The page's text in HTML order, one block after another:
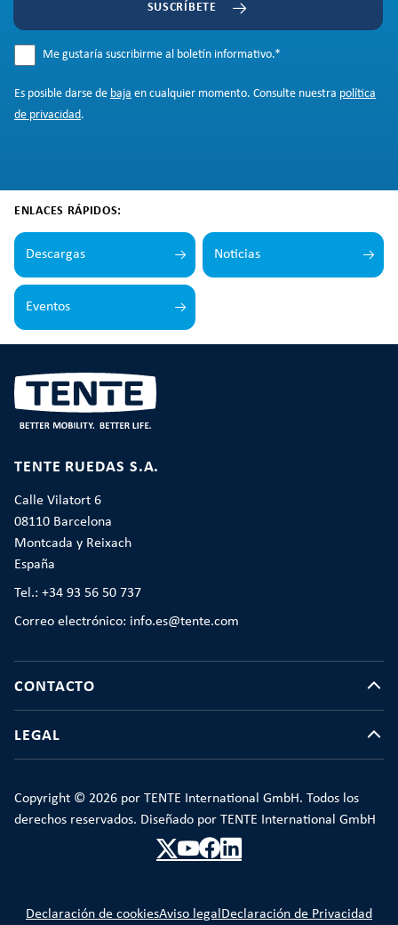
SUSCRÍBETE
Me gustaría suscribirme al boletín informativo.*
Es posible darse de baja en cualquier momento. Consulte nuestra política
de privacidad.
ENLACES RÁPIDOS:
Descargas Noticias
Eventos
TENTE RUEDAS S.A.
Calle Vilatort 6
08110 Barcelona
Montcada y Reixach
España
Tel.: +34 93 56 50 737
Correo electrónico: info.es@tente.com
CONTACTO
LEGAL
Copyright © 2026 por TENTE International GmbH. Todos los
derechos reservados. Diseñado por TENTE International GmbH
Declaración de cookiesAviso legalDeclaración de Privacidad